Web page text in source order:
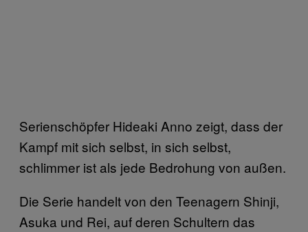
Serienschöpfer Hideaki Anno zeigt, dass der
Kampf mit sich selbst, in sich selbst,
schlimmer ist als jede Bedrohung von außen.
Die Serie handelt von den Teenagern Shinji,
Asuka und Rei, auf deren Schultern das